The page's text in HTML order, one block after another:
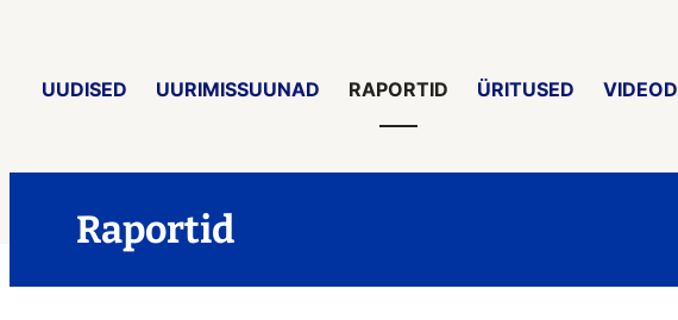
UUDISED UURIMISSUUNAD RAPORTID ÜRITUSED VIDEOD
Raportid